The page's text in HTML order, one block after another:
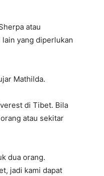
atau
lain yang diperlukan
Mathilda.
di Tibet. Bila
atau sekitar
dua orang.
jadi kami dapat